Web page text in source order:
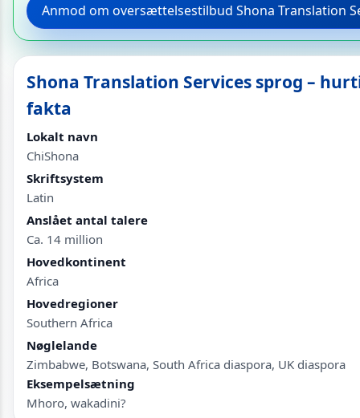
Anmod om oversættelsestilbud Shona Translation
Shona Translation Services sprog –
fakta
Lokalt navn
ChiShona
Skriftsystem
Latin
Anslået antal talere
Ca. 14 million
Hovedkontinent
Africa
Hovedregioner
Southern Africa
Nøglelande
Zimbabwe, Botswana, South Africa diaspora, UK diaspora
Eksempelsætning
Mhoro, wakadini?